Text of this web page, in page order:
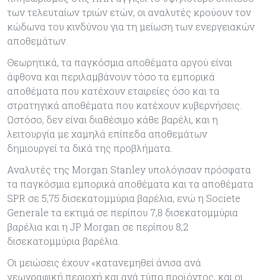
των τελευταίων τριών ετών, οι αναλυτές κρούουν τον
κώδωνα του κινδύνου για τη μείωση των ενεργειακών
αποθεμάτων.
Θεωρητικά, τα παγκόσμια αποθέματα αργού είναι
άφθονα και περιλαμβάνουν τόσο τα εμπορικά
αποθέματα που κατέχουν εταιρείες όσο και τα
στρατηγικά αποθέματα που κατέχουν κυβερνήσεις.
Ωστόσο, δεν είναι διαθέσιμο κάθε βαρέλι, και η
λειτουργία με χαμηλά επίπεδα αποθεμάτων
δημιουργεί τα δικά της προβλήματα.
Αναλυτές της Morgan Stanley υπολόγισαν πρόσφατα
τα παγκόσμια εμπορικά αποθέματα και τα αποθέματα
SPR σε 5,75 δισεκατομμύρια βαρέλια, ενώ η Societe
Generale τα εκτιμά σε περίπου 7,8 δισεκατομμύρια
βαρέλια και η JP Morgan σε περίπου 8,2
δισεκατομμύρια βαρέλια.
Οι μειώσεις έχουν «κατανεμηθεί άνισα ανά
γεωγραφική περιοχή και ανά τύπο προϊόντος, και οι